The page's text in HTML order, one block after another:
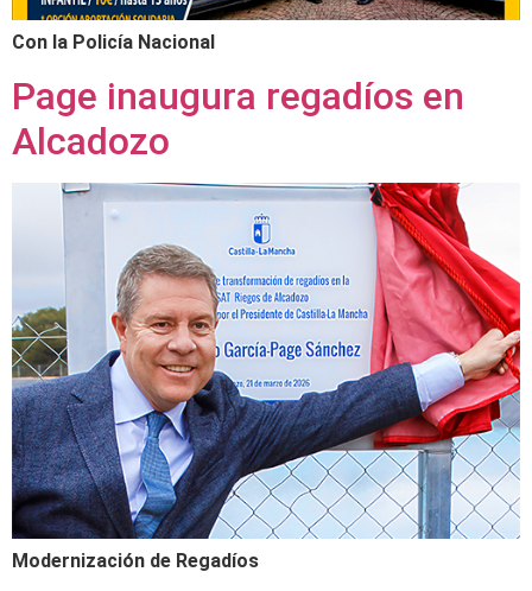
Con la Policía Nacional
Page inaugura regadíos en
Alcadozo
Modernización de Regadíos